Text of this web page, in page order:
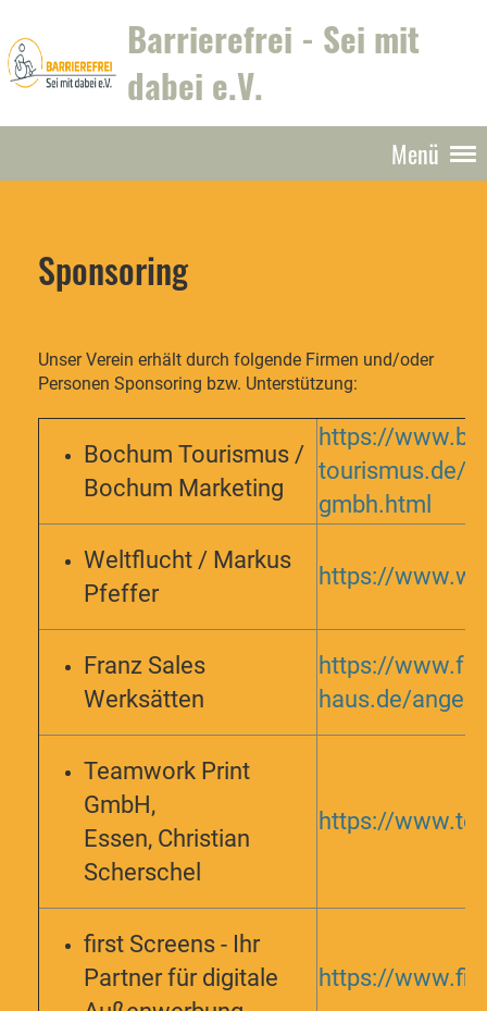
Barrierefrei - Sei mit
dabei e.V.
Menü
Sponsoring
Unser Verein erhält durch folgende Firmen und/oder
Personen Sponsoring bzw. Unterstützung:
Bochum Tourismus /
Bochum Marketing
https://
tourismus.de/
gmbh.html
Weltflucht / Markus
Pfeffer
https://
Franz Sales
Werksätten
https://
haus.de/
Teamwork Print
GmbH,
Essen, Christian
Scherschel
https://
first Screens - Ihr
Partner für digitale
https://